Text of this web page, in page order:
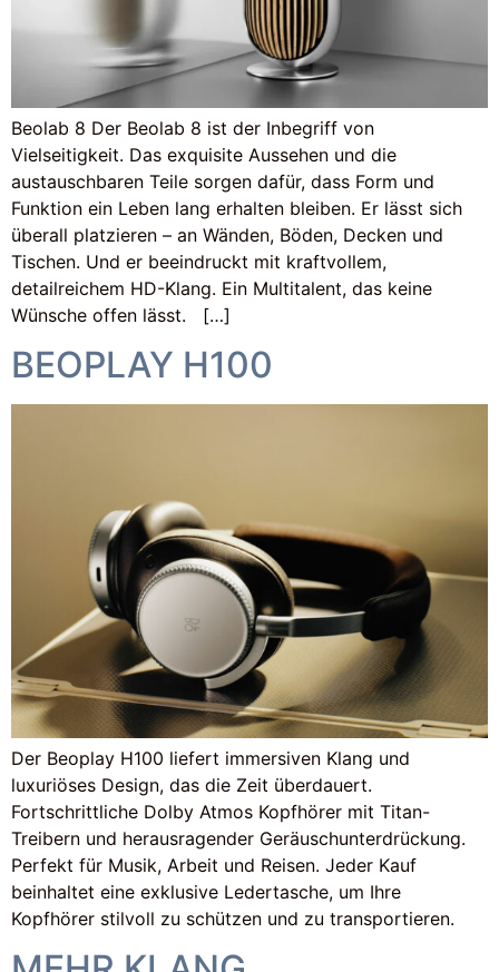
Beolab 8 Der Beolab 8 ist der Inbegriff von
Vielseitigkeit. Das exquisite Aussehen und die
austauschbaren Teile sorgen dafür, dass Form und
Funktion ein Leben lang erhalten bleiben. Er lässt sich
überall platzieren – an Wänden, Böden, Decken und
Tischen. Und er beeindruckt mit kraftvollem,
detailreichem HD-Klang. Ein Multitalent, das keine
Wünsche offen lässt. […]
BEOPLAY H100
Der Beoplay H100 liefert immersiven Klang und
luxuriöses Design, das die Zeit überdauert.
Fortschrittliche Dolby Atmos Kopfhörer mit Titan-
Treibern und herausragender Geräuschunterdrückung.
Perfekt für Musik, Arbeit und Reisen. Jeder Kauf
beinhaltet eine exklusive Ledertasche, um Ihre
Kopfhörer stilvoll zu schützen und zu transportieren.